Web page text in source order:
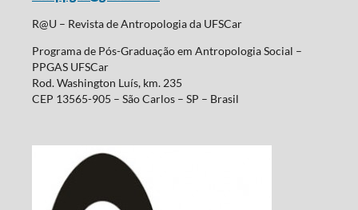
R@U – Revista de Antropologia da UFSCar
Programa de Pós-Graduação em Antropologia Social –
PPGAS UFSCar
Rod. Washington Luís, km. 235
CEP 13565-905 – São Carlos – SP – Brasil